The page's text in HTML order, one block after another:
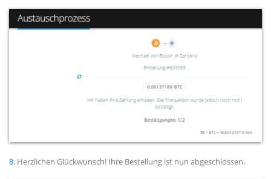
8. Herzlichen Glückwunsch! Ihre Bestellung ist nun abgeschlossen.